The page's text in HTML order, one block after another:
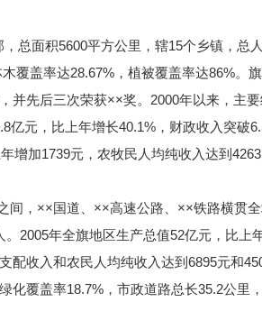
总面积5600平方公里，辖15个乡镇，总
木覆盖率达28.67%，植被覆盖率达86%
并先后三次荣获××奖。2000年以来，主
亿元，比上年增长40.1%，财政收入突破
增加1739元，农牧民人均纯收入达到
间，××国道、××高速公路、××铁路横贯
。2005年全旗地区生产总值52亿元，比
配收入和农民人均纯收入达到6895元和
化覆盖率18.7%，市政道路总长35.2公里